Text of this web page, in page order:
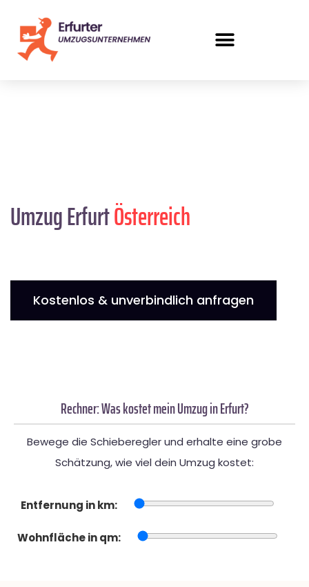
Umzug ErfurtÖsterreich
Kostenlos & unverbindlich anfragen
Rechner: Was kostet mein Umzug in Erfurt?
Bewege die Schieberegler und erhalte eine grobe
Schätzung, wie viel dein Umzug kostet:
Entfernung in km:
Wohnfläche in qm: